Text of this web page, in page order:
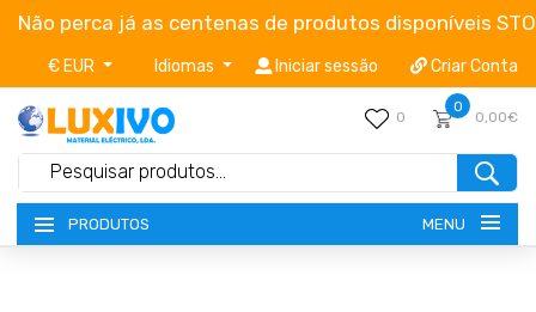
Não perca já as centenas de produtos disponíveis
€ EUR Idiomas Iniciar sessão Criar Conta
0
0
0,00€
PRODUTOS MENU